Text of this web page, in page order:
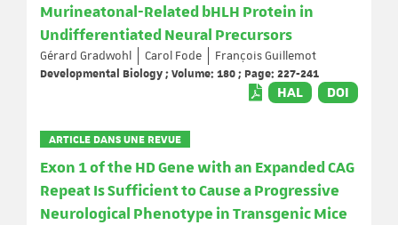
Murineatonal-Related bHLH Protein in
Undifferentiated Neural Precursors
Gérard Gradwohl Carol Fode
François Guillemot
Developmental Biology ; Volume: 180 ; Page: 227-241
HAL DOI
ARTICLE DANS UNE REVUE
Exon 1 of the HD Gene with an Expanded CAG
Repeat Is Sufficient to Cause a Progressive
Neurological Phenotype in Transgenic Mice